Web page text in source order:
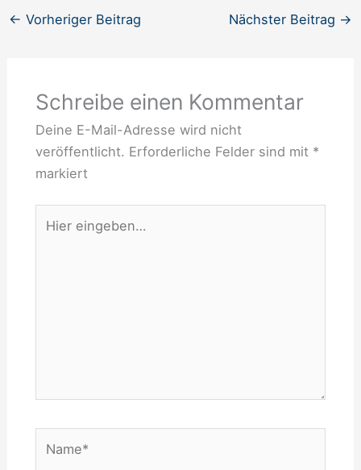
← Vorheriger Beitrag Nächster Beitrag →
Schreibe einen Kommentar
Deine E-Mail-Adresse wird nicht
veröffentlicht. Erforderliche Felder sind mit *
markiert
eingeben…